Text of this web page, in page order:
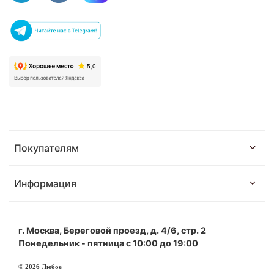
Покупателям
Информация
г. Москва, Береговой проезд, д. 4/6, стр. 2
Понедельник - пятница с 10:00 до 19:00
© 2026 Любое